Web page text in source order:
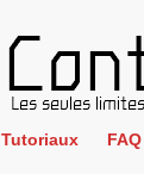
Tutoriaux FAQ